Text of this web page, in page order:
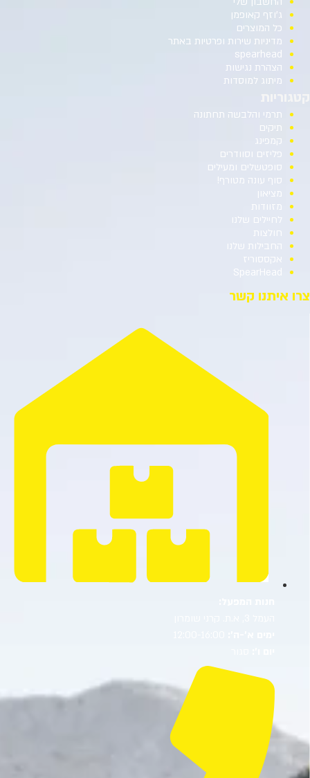
ג’וזף קאופמן
כל המוצרים
מדיניות שירות ופרטיות באתר
spearhead
הצהרת נגישות
מיתוג למוסדות
תרמי והלבשה תחתונה
תיקים
קמפינג
פליזים וסוודרים
סופטשלים ומעילים
סוף עונה מטורף!
מציאון
מזוודות
לחיילים שלנו
חולצות
החבילות שלנו
אקססוריז
SpearHead
צרו איתנו קשר